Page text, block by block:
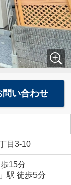
問い合わせ
目3-10
歩15分
駅 徒歩5分